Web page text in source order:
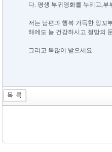
다. 평생 부귀영화를 누리고,
저는 남편과 행복 가득한 잉꼬
해에도 늘 건강하시고 절망의
그리고 복많이 받으세요.